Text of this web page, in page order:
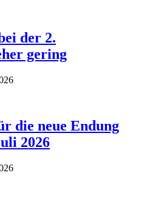
der 2.
gering
die neue Endung
2026